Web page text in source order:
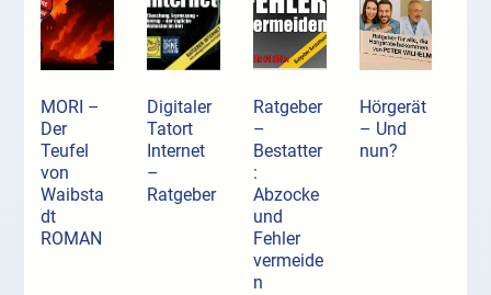
MORI –
Der
Teufel
von
Waibsta
dt
ROMAN
Digitaler
Tatort
Internet
–
Ratgeber
Ratgeber
–
Bestatter
:
Abzocke
und
Fehler
vermeide
n
Hörgerät
– Und
nun?